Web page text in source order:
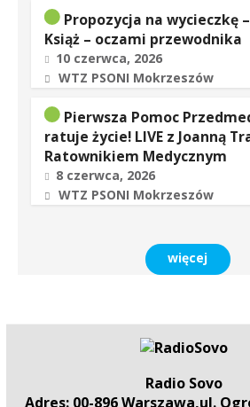
Propozycja na wycieczkę
Książ – oczami przewodnika
10 czerwca, 2026
WTZ PSONI Mokrzeszów
Pierwsza Pomoc
ratuje życie! LIVE z Joanną
Ratownikiem Medycznym
8 czerwca, 2026
WTZ PSONI Mokrzeszów
więcej
Radio Sovo
Adres: 00-896 Warszawa,ul.